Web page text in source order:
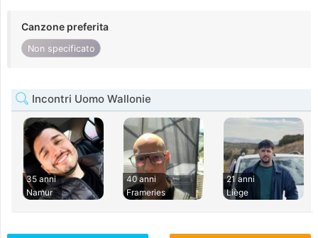
Canzone preferita
Non specificato
Incontri Uomo Wallonie
35 anni
Namur
40 anni
Frameries
21 anni
Liège